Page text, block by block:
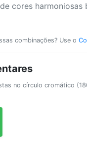
cores
combinações? Use o
no círculo cromático